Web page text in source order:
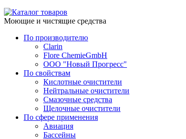
Моющие и чистящие средства
По производителю
Clarin
Flore ChemieGmbH
ООО "Новый Прогресс"
По свойствам
Кислотные очистители
Нейтральные очистители
Смазочные средства
Щелочные очистители
По сфере применения
Авиация
Бассейны